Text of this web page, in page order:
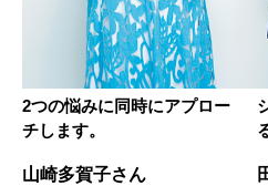
2つの悩みに同時にアプロー
チします。
山崎多賀子さん